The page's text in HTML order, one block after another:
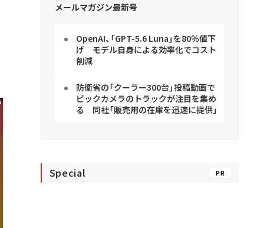
メールマガジン最新号
OpenAI、「GPT-5.6 Luna」を80％値下
げ モデル自身による効率化でコスト
削減
防衛省の「クーラー300台」投稿動画で
ビックカメラのトラックが注目を集め
る 同社「販売用の在庫を迅速に提供」
Special PR